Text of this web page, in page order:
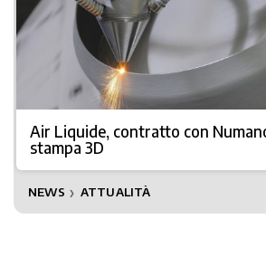
Air Liquide, contratto con
stampa 3D
NEWS ❯ ATTUALITÀ